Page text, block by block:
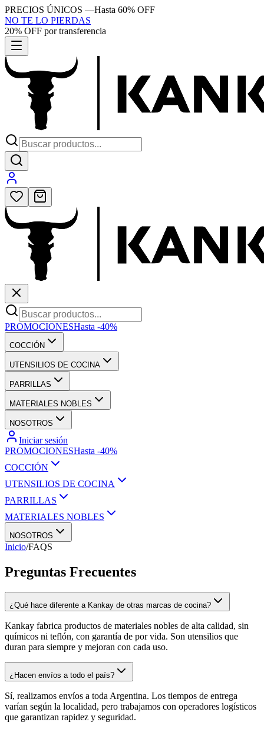
PRECIOS ÚNICOS —Hasta 60% OFF
NO TE LO PIERDAS
20% OFF por transferencia
PROMOCIONESHasta -40%
COCCIÓN
UTENSILIOS DE COCINA
PARRILLAS
MATERIALES NOBLES
NOSOTROS
Iniciar sesión
PROMOCIONESHasta -40%
COCCIÓN
UTENSILIOS DE COCINA
PARRILLAS
MATERIALES NOBLES
NOSOTROS
Inicio/FAQS
Preguntas Frecuentes
¿Qué hace diferente a Kankay de otras marcas de cocina?
Kankay fabrica productos de materiales nobles de alta calidad, sin
químicos ni teflón, con garantía de por vida. Son utensilios que
duran para siempre y mejoran con cada uso.
¿Hacen envíos a todo el país?
Sí, realizamos envíos a toda Argentina. Los tiempos de entrega
varían según la localidad, pero trabajamos con operadores logísticos
que garantizan rapidez y seguridad.